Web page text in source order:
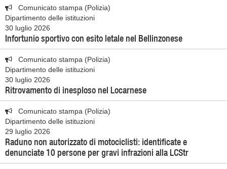
Comunicato stampa (Polizia)
Dipartimento delle istituzioni
30 luglio 2026
Infortunio sportivo con esito letale nel Bellinzonese
Comunicato stampa (Polizia)
Dipartimento delle istituzioni
30 luglio 2026
Ritrovamento di inesploso nel Locarnese
Comunicato stampa (Polizia)
Dipartimento delle istituzioni
29 luglio 2026
Raduno non autorizzato di motociclisti: identificate e
denunciate 10 persone per gravi infrazioni alla LCStr